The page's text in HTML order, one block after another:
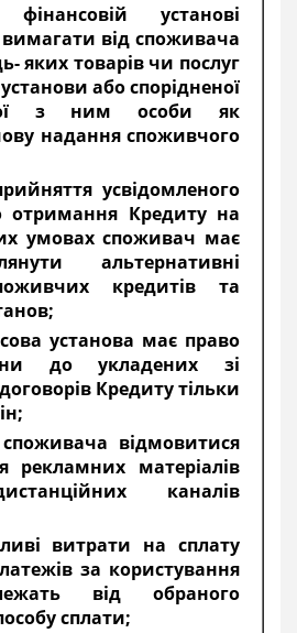
установі
вимагати від споживача
яких товарів чи послуг
або спорідненої
з ним особи як
надання споживчого
усвідомленого
отримання Кредиту на
умовах споживач має
альтернативні
кредитів та
установа має право
до укладених зі
Кредиту тільки
відмовитися
рекламних матеріалів
каналів
витрати на сплату
за користування
від обраного
сплати;